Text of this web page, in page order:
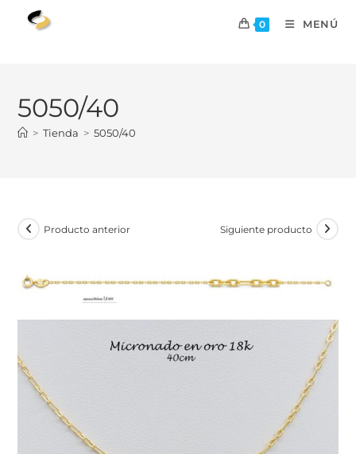
0 MENÚ
5050/40
> Tienda > 5050/40
Producto anterior Siguiente producto